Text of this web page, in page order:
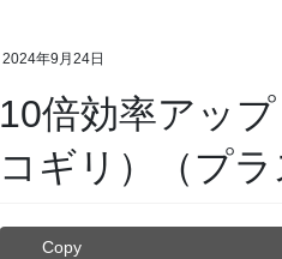
2024年9月24日
10倍効率アッ
コギリ）（プ
Copy